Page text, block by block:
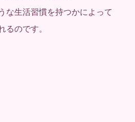
な生活習慣を持つかによって
るのです。